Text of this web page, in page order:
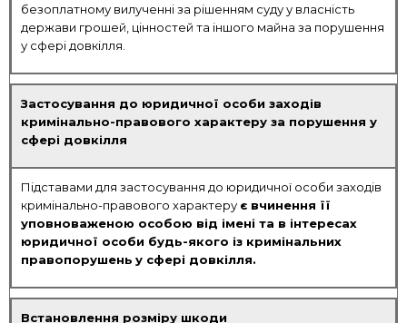
безоплатному вилученні за рішенням суду у власність
держави грошей, цінностей та іншого майна за порушення
у сфері довкілля.
Застосування до юридичної особи заходів
кримінально-правового характеру за порушення у
сфері довкілля
Підставами для застосування до юридичної особи заходів
кримінально-правового характеру є вчинення її
уповноваженою особою від імені та в інтересах
юридичної особи будь-якого із кримінальних
правопорушень у сфері довкілля.
Встановлення розміру шкоди